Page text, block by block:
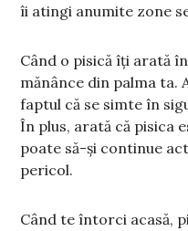
îi atingi anumite zone
Când o pisică îți arată
mănânce din palma
faptul că se simte în
În plus, arată că pisica
poate să-și continue
pericol.
Când te întorci acasă,